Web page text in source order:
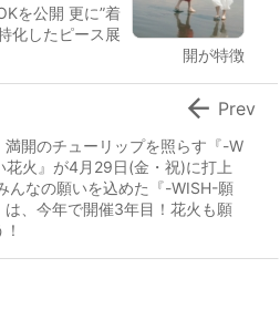
を公開 更に”着
化したピース展
開が特徴
満開のチューリップを照らす『-W
花火』が4月29日(金・祝)に打上
んなの願いを込めた『-WISH-願
は、今年で開催3年目！花火も願
 Prev